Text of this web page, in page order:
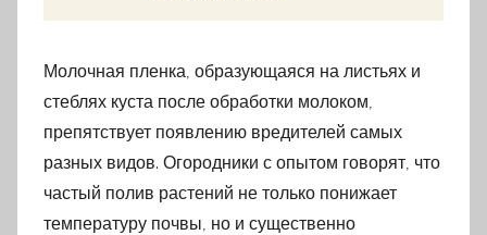
Молочная пленка, образующаяся на листьях и
стеблях куста после обработки молоком,
препятствует появлению вредителей самых
разных видов. Огородники с опытом говорят, что
частый полив растений не только понижает
температуру почвы, но и существенно